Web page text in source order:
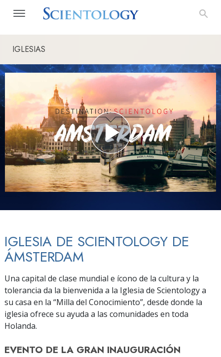
IGLESIAS
IGLESIA DE SCIENTOLOGY DE
ÁMSTERDAM
Una capital de clase mundial e ícono de la cultura y la
tolerancia da la bienvenida a la Iglesia de Scientology a
su casa en la “Milla del Conocimiento”, desde donde la
iglesia ofrece su ayuda a las comunidades en toda
Holanda.
EVENTO DE LA GRAN INAUGURACIÓN